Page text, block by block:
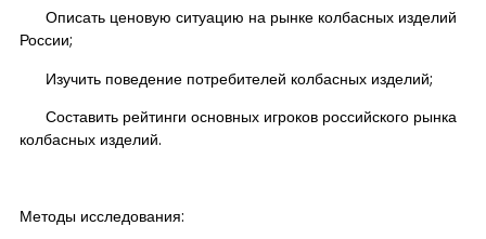
Описать ценовую ситуацию на рынке колбасных изделий
России;
Изучить поведение потребителей колбасных изделий;
Составить рейтинги основных игроков российского рынка
колбасных изделий.
Методы исследования: